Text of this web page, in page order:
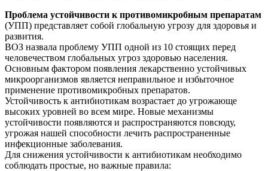
Проблема устойчивости к противомикробным препаратам
(УПП) представляет собой глобальную угрозу для здоровья и
развития.
ВОЗ назвала проблему УПП одной из 10 стоящих перед
человечеством глобальных угроз здоровью населения.
Основным фактором появления лекарственно устойчивых
микроорганизмов является неправильное и избыточное
применение противомикробных препаратов.
Устойчивость к антибиотикам возрастает до угрожающе
высоких уровней во всем мире. Новые механизмы
устойчивости появляются и распространяются повсюду,
угрожая нашей способности лечить распространенные
инфекционные заболевания.
Для снижения устойчивости к антибиотикам необходимо
соблюдать простые, но важные правила: